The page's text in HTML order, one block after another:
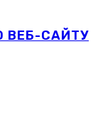
ВЕБ-САЙТУ